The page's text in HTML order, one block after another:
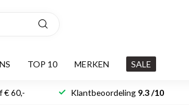
TOP 10 MERKEN SALE
€ 60,- Klantbeoordeling 9.3 /10